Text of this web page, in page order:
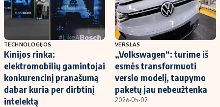
Infliacija
Migracija
Įdomios naujienos
Redakcija
Apie mus
Redakcijos politika
Privatumo politika
TECHNOLOGIJOS
Kinijos rinka:
elektromobilių gamintojai
konkurencinį pranašumą
dabar kuria per dirbtinį
intelektą
VERSLAS
„Volkswagen“: turime iš
esmės transformuoti
verslo modelį, taupymo
paketų jau nebeužtenka
2026-05-02